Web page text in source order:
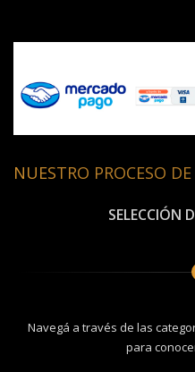
NUESTRO PROCESO
SELECCIÓN
Navegá a través de las
para